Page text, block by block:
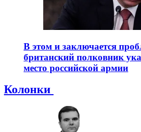
В этом и заключается
британский полковник
место российской армии
Колонки